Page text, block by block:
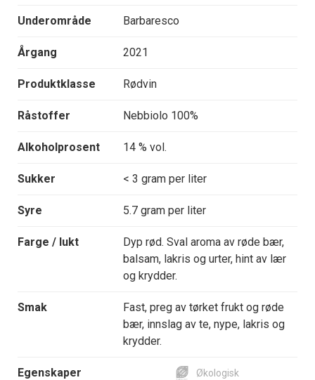
Underområde Barbaresco
Årgang 2021
Produktklasse Rødvin
Råstoffer Nebbiolo 100%
Alkoholprosent 14 % vol.
Sukker < 3 gram per liter
Syre 5.7 gram per liter
Farge / lukt
Dyp rød. Sval aroma av røde bær,
balsam, lakris og urter, hint av lær
og krydder.
Smak
Fast, preg av tørket frukt og røde
bær, innslag av te, nype, lakris og
krydder.
Egenskaper Økologisk